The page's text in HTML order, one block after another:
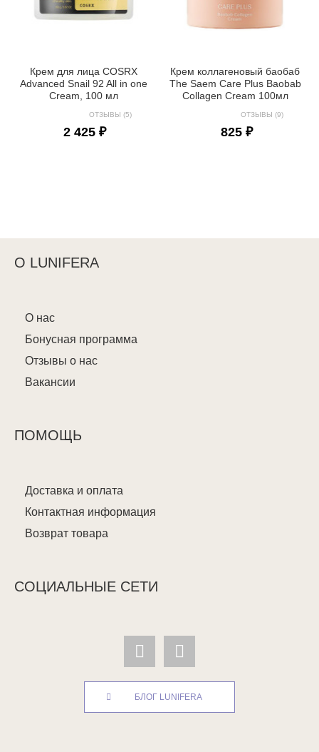
Крем для лица COSRX
Advanced Snail 92 All in one
Cream, 100 мл
ОТЗЫВЫ (5)
2 425 ₽
Крем коллагеновый баобаб
The Saem Care Plus Baobab
Collagen Cream 100мл
ОТЗЫВЫ (9)
825 ₽
О LUNIFERA
О нас
Бонусная программа
Отзывы о нас
Вакансии
ПОМОЩЬ
Доставка и оплата
Контактная информация
Возврат товара
СОЦИАЛЬНЫЕ СЕТИ
БЛОГ LUNIFERA